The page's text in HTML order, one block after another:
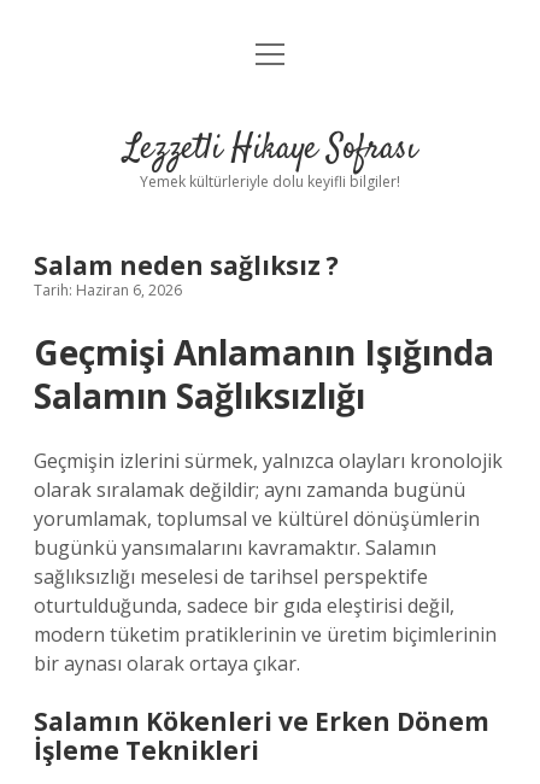
Anasayfa
Yasal Uyarı
menüyü
Lezzetli Hikaye Sofrası
Yemek kültürleriyle dolu keyifli bilgiler!
Salam neden sağlıksız ?
Tarih: Haziran 6, 2026
Geçmişi Anlamanın Işığında
Salamın Sağlıksızlığı
Geçmişin izlerini sürmek, yalnızca olayları kronolojik
olarak sıralamak değildir; aynı zamanda bugünü
yorumlamak, toplumsal ve kültürel dönüşümlerin
bugünkü yansımalarını kavramaktır. Salamın
sağlıksızlığı meselesi de tarihsel perspektife
oturtulduğunda, sadece bir gıda eleştirisi değil,
modern tüketim pratiklerinin ve üretim biçimlerinin
bir aynası olarak ortaya çıkar.
Salamın Kökenleri ve Erken Dönem
İşleme Teknikleri